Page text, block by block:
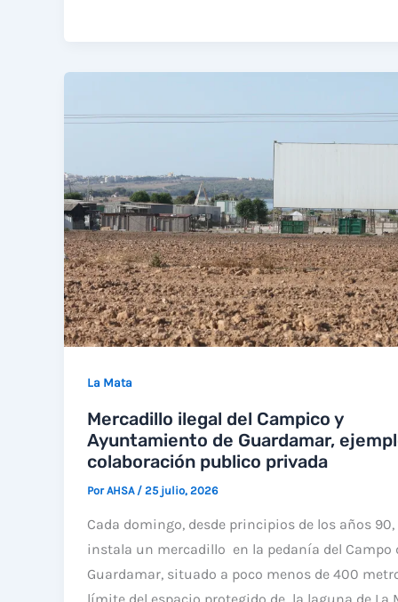
La Mata
Mercadillo ilegal del Campico y
Ayuntamiento de Guardamar,
colaboración publico privada
PorAHSA / 25 julio, 2026
Cada domingo, desde principios de los años 90,
instala un mercadillo en la pedanía del Campo
Guardamar, situado a poco menos de 400